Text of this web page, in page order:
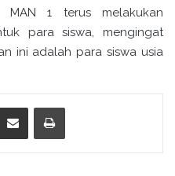
MAN 1 terus melakukan
para siswa, mengingat
ini adalah para siswa usia